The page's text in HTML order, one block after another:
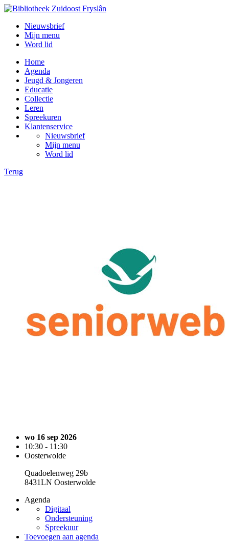
Nieuwsbrief
Mijn menu
Word lid
Home
Agenda
Jeugd & Jongeren
Educatie
Collectie
Leren
Spreekuren
Klantenservice
Nieuwsbrief
Mijn menu
Word lid
Terug
wo 16 sep 2026
10:30 - 11:30
Oosterwolde
Quadoelenweg 29b
8431LN Oosterwolde
Agenda
Digitaal
Ondersteuning
Spreekuur
Toevoegen aan agenda